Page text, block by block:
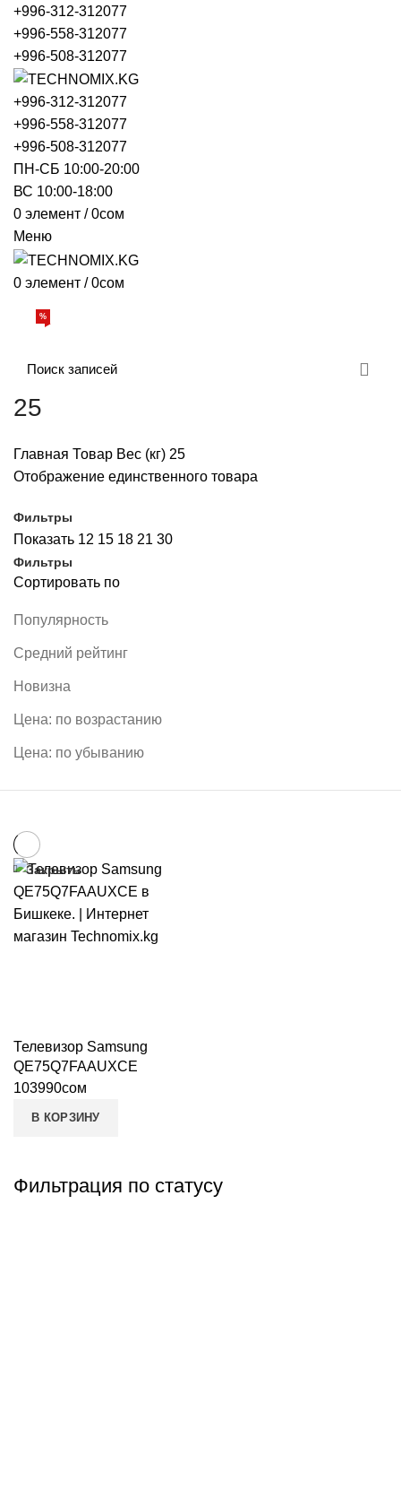
+996-312-312077
+996-558-312077
+996-508-312077
+996-312-312077
+996-558-312077
+996-508-312077
ПН-СБ 10:00-20:00
ВС 10:00-18:00
0 элемент / 0сом
Меню
0 элемент / 0сом
АКЦИИ
%
25
Фильтрация по статусу
Главная Товар Вес (кг) 25
Отображение единственного товара
Фильтры
Показать 12 15 18 21 30
Фильтры
Сортировать по
Популярность
Средний рейтинг
Новизна
Цена: по возрастанию
Цена: по убыванию
Закрыть
Телевизор Samsung
QE75Q7FAAUXCE
103990сом
В КОРЗИНУ